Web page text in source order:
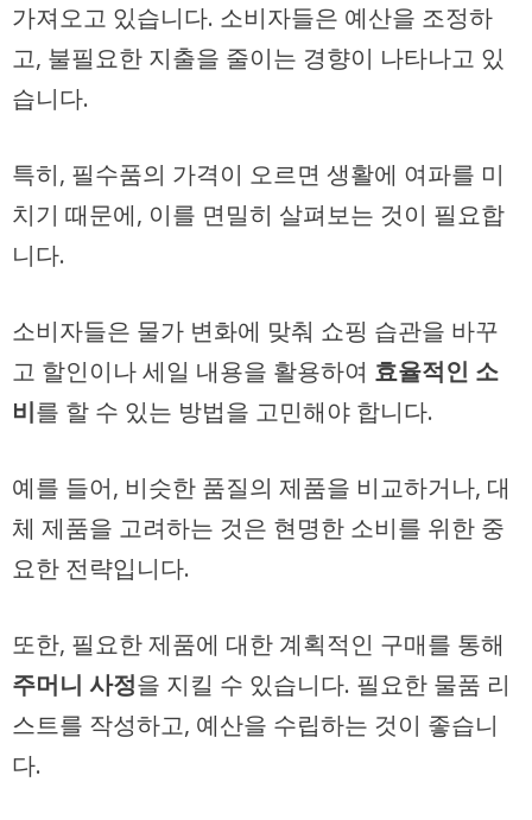
가져오고 있습니다. 소비자들은 예산을 조정하
고, 불필요한 지출을 줄이는 경향이 나타나고 있
습니다.
특히, 필수품의 가격이 오르면 생활에 여파를 미
치기 때문에, 이를 면밀히 살펴보는 것이 필요합
니다.
소비자들은 물가 변화에 맞춰 쇼핑 습관을 바꾸
고 할인이나 세일 내용을 활용하여 효율적인 소
비를 할 수 있는 방법을 고민해야 합니다.
예를 들어, 비슷한 품질의 제품을 비교하거나, 대
체 제품을 고려하는 것은 현명한 소비를 위한 중
요한 전략입니다.
또한, 필요한 제품에 대한 계획적인 구매를 통해
주머니 사정을 지킬 수 있습니다. 필요한 물품 리
스트를 작성하고, 예산을 수립하는 것이 좋습니
다.